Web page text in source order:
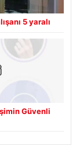
5 yaralı
Güvenli